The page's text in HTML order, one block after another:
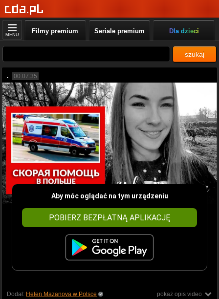
MENU Filmy premium Seriale premium Dla dzieci
szukaj
. 00:07:35
Aby móc oglądać na tym urządzeniu
POBIERZ BEZPŁATNĄ APLIKACJĘ
pokaż opis video
Dodał: Helen Mazanova w Polsce